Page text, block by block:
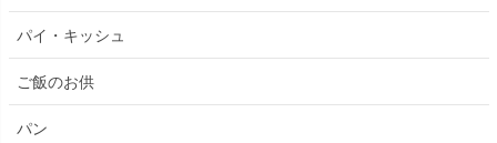
パイ・キッシュ
ご飯のお供
パン